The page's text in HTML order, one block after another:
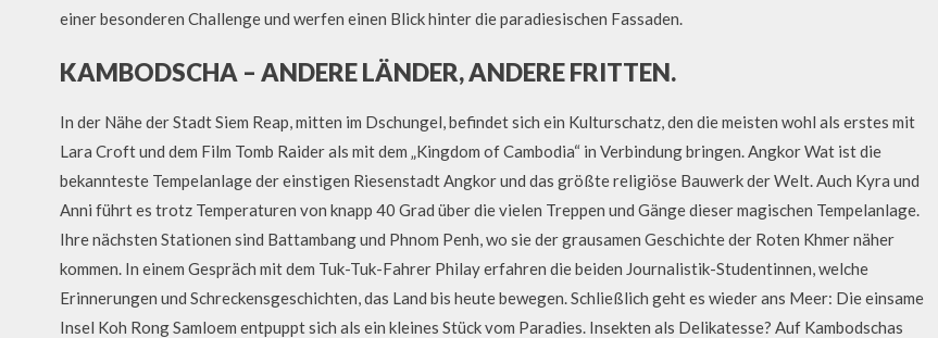
einer besonderen Challenge und werfen einen Blick hinter die paradiesischen Fassaden.
KAMBODSCHA – ANDERE LÄNDER, ANDERE FRITTEN.
In der Nähe der Stadt Siem Reap, mitten im Dschungel, befindet sich ein Kulturschatz, den die meisten wohl als erstes mit
Lara Croft und dem Film Tomb Raider als mit dem „Kingdom of Cambodia“ in Verbindung bringen. Angkor Wat ist die
bekannteste Tempelanlage der einstigen Riesenstadt Angkor und das größte religiöse Bauwerk der Welt. Auch Kyra und
Anni führt es trotz Temperaturen von knapp 40 Grad über die vielen Treppen und Gänge dieser magischen Tempelanlage.
Ihre nächsten Stationen sind Battambang und Phnom Penh, wo sie der grausamen Geschichte der Roten Khmer näher
kommen. In einem Gespräch mit dem Tuk-Tuk-Fahrer Philay erfahren die beiden Journalistik-Studentinnen, welche
Erinnerungen und Schreckensgeschichten, das Land bis heute bewegen. Schließlich geht es wieder ans Meer: Die einsame
Insel Koh Rong Samloem entpuppt sich als ein kleines Stück vom Paradies. Insekten als Delikatesse? Auf Kambodschas